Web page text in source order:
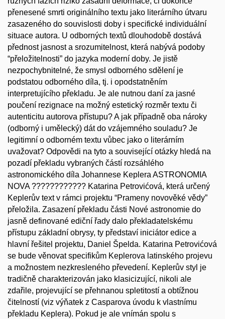
přenesené smrti originálního textu jako literárního útvaru
zasazeného do souvislosti doby i specifické individuální
situace autora. U odborných textů dlouhodobě dostává
přednost jasnost a srozumitelnost, která nabývá podoby
“přeložitelnosti” do jazyka moderní doby. Je jistě
nezpochybnitelné, že smysl odborného sdělení je
podstatou odborného díla, tj. i opodstatněním
interpretujícího překladu. Je ale nutnou daní za jasné
poučení rezignace na možný estetický rozměr textu či
autenticitu autorova přístupu? A jak případně oba nároky
(odborný i umělecký) dát do vzájemného souladu? Je
legitimní o odborném textu vůbec jako o literárním
uvažovat? Odpovědi na tyto a související otázky hledá na
pozadí překladu vybraných částí rozsáhlého
astronomického díla Johannese Keplera ASTRONOMIA
NOVA ???????????? Katarina Petrovićová, která určený
Keplerův text v rámci projektu “Prameny novověké vědy”
přeložila. Zasazení překladu části Nové astronomie do
jasně definované ediční řady dalo překladatelskému
přístupu základní obrysy, ty představí iniciátor edice a
hlavní řešitel projektu, Daniel Špelda. Katarina Petrovićová
se bude věnovat specifikům Keplerova latinského projevu
a možnostem nezkresleného převedení. Keplerův styl je
tradičně charakterizován jako klasicizující, nikoli ale
zdařile, projevující se přehnanou spletitostí a obtížnou
čitelností (viz výňatek z Casparova úvodu k vlastnímu
překladu Keplera). Pokud je ale vnímán spolu s